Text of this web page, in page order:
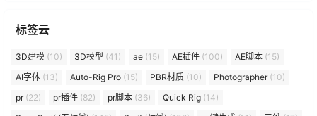
标签云
3D建模 (10) 3D模型 (41) ae (15) AE插件 (100) AE脚本 (15)
AI字体 (13) Auto-Rig Pro (15) PBR材质 (10) Photographer(10)
pr(22) pr插件 (82) pr脚本 (36) Quick Rig (14)